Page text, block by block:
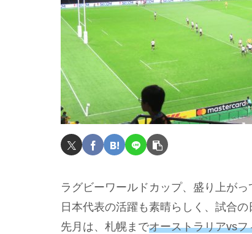
ラグビーワールドカップ、盛り上がっ
日本代表の活躍も素晴らしく、試合
先月は、札幌までオーストラリアvsフ